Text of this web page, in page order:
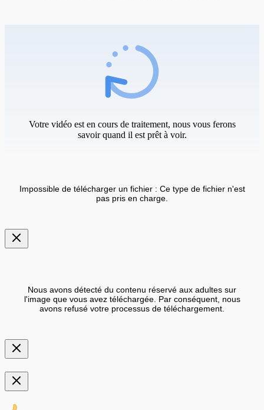
Votre vidéo est en cours de traitement, nous vous ferons
savoir quand il est prêt à voir.
Impossible de télécharger un fichier : Ce type de fichier n'est
pas pris en charge.
Nous avons détecté du contenu réservé aux adultes sur
l'image que vous avez téléchargée. Par conséquent, nous
avons refusé votre processus de téléchargement.